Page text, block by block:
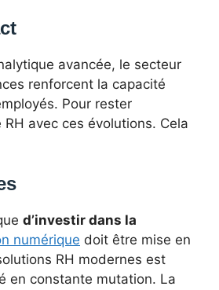
avancée, le secteur
renforcent la capacité
Pour rester
avec ces évolutions. Cela
d’investir dans la
numérique doit être mise en
RH modernes est
en constante mutation. La